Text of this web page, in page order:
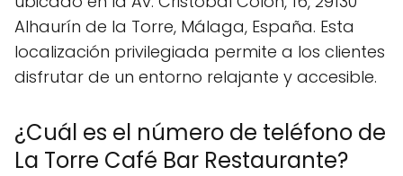
Alhaurín de la Torre, Málaga, España. Esta
localización privilegiada permite a los clientes
disfrutar de un entorno relajante y accesible.
¿Cuál es el número de teléfono de
La Torre Café Bar Restaurante?